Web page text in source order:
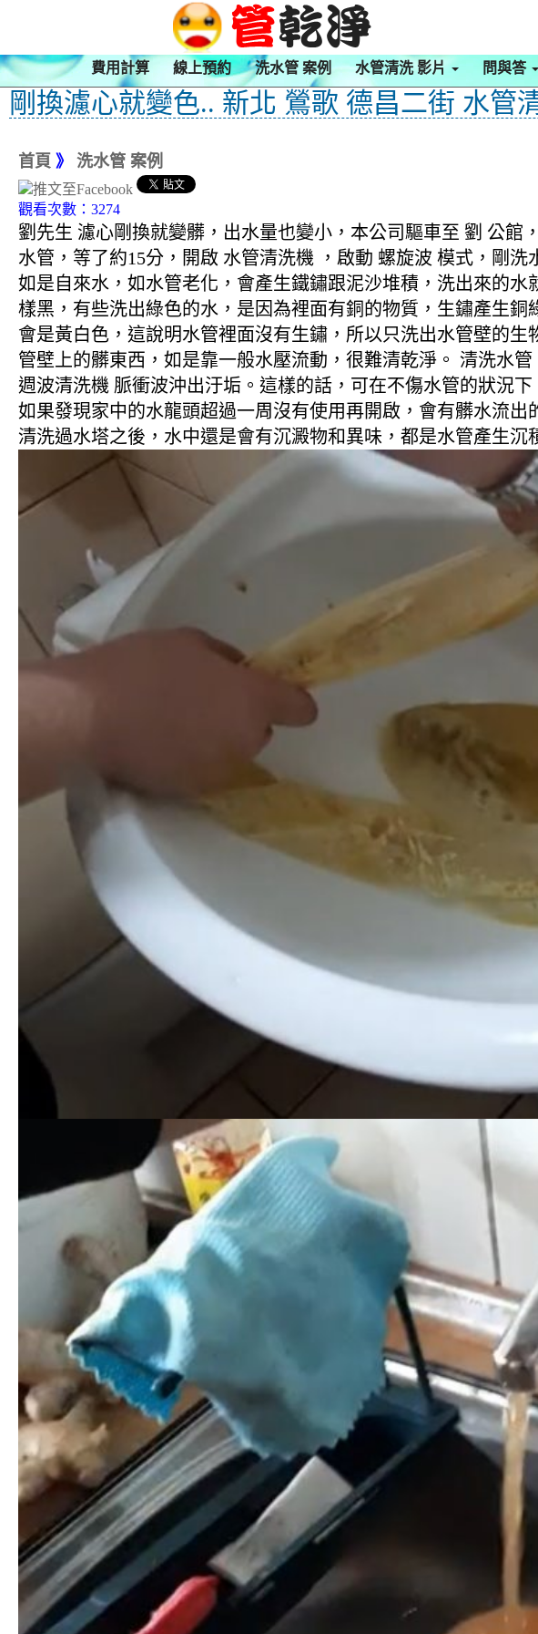
費用計算 線上預約 洗水管 案例 水管清洗 影片 問與答
剛換濾心就變色.. 新北 鶯歌 德昌二街 水管
首頁 》 洗水管 案例
觀看次數：3274
劉先生 濾心剛換就變髒，出水量也變小，本公司驅車至 劉 公
水管，等了約15分，開啟 水管清洗機 ，啟動 螺旋波 模式，剛
如是自來水，如水管老化，會產生鐵鏽跟泥沙堆積，洗出來的
樣黑，有些洗出綠色的水，是因為裡面有銅的物質，生鏽產生
會是黃白色，這說明水管裡面沒有生鏽，所以只洗出水管壁的生
管壁上的髒東西，如是靠一般水壓流動，很難清乾淨。 清洗水
週波清洗機 脈衝波沖出汙垢。這樣的話，可在不傷水管的狀況下
如果發現家中的水龍頭超過一周沒有使用再開啟，會有髒水流
清洗過水塔之後，水中還是會有沉澱物和異味，都是水管產生沉